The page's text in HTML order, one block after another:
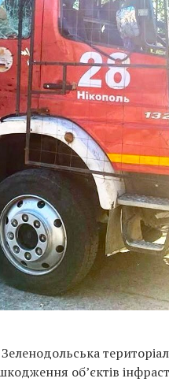
об’єктів